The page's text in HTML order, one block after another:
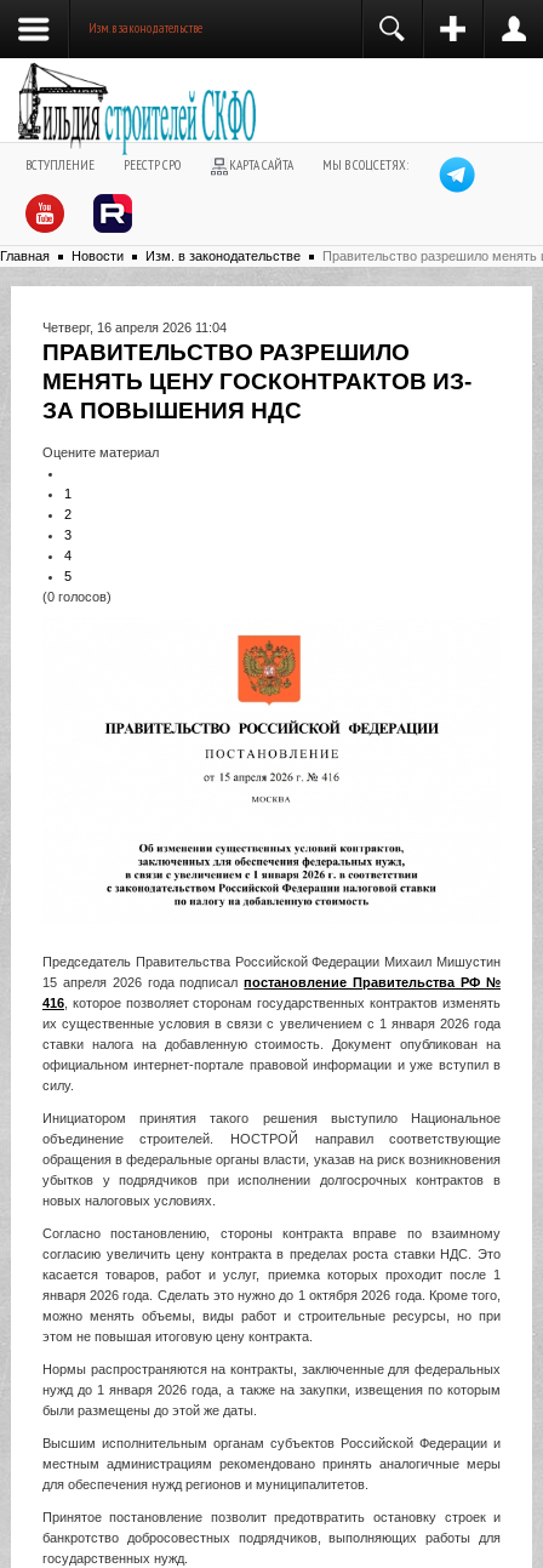
Изм. в законодательстве
ВСТУПЛЕНИЕ РЕЕСТР СРО КАРТА САЙТА МЫ В СОЦСЕТЯХ:
Главная Новости Изм. в законодательстве Правительство разрешило
Четверг, 16 апреля 2026 11:04
ПРАВИТЕЛЬСТВО РАЗРЕШИЛО
МЕНЯТЬ ЦЕНУ ГОСКОНТРАКТОВ ИЗ-
ЗА ПОВЫШЕНИЯ НДС
Оцените материал
1
2
3
4
5
(0 голосов)
Председатель Правительства Российской Федерации Михаил Мишустин
15 апреля 2026 года подписалпостановление Правительства РФ №
416, которое позволяет сторонам государственных контрактов изменять
их существенные условия в связи с увеличением с 1 января 2026 года
ставки налога на добавленную стоимость. Документ опубликован на
официальном интернет-портале правовой информации и уже вступил в
силу.
Инициатором принятия такого решения выступило Национальное
объединение строителей. НОСТРОЙ направил соответствующие
обращения в федеральные органы власти, указав на риск возникновения
убытков у подрядчиков при исполнении долгосрочных контрактов в
новых налоговых условиях.
Согласно постановлению, стороны контракта вправе по взаимному
согласию увеличить цену контракта в пределах роста ставки НДС. Это
касается товаров, работ и услуг, приемка которых проходит после 1
января 2026 года. Сделать это нужно до 1 октября 2026 года. Кроме того,
можно менять объемы, виды работ и строительные ресурсы, но при
этом не повышая итоговую цену контракта.
Нормы распространяются на контракты, заключенные для федеральных
нужд до 1 января 2026 года, а также на закупки, извещения по которым
были размещены до этой же даты.
Высшим исполнительным органам субъектов Российской Федерации и
местным администрациям рекомендовано принять аналогичные меры
для обеспечения нужд регионов и муниципалитетов.
Принятое постановление позволит предотвратить остановку строек и
банкротство добросовестных подрядчиков, выполняющих работы для
государственных нужд.